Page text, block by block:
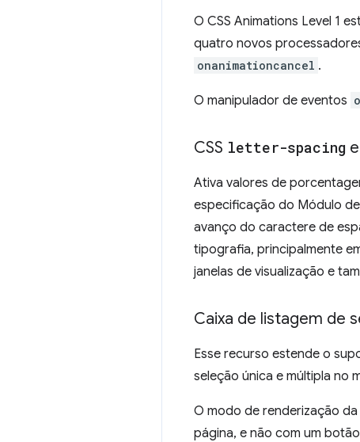
O CSS Animations Level 1
quatro novos
onanimationcancel .
O manipulador de eventos
CSS letter-spacing e
Ativa valores de
especificação do Módulo
avanço do caractere de
tipografia, principalmente
janelas de visualização e
Caixa de listagem de
Esse recurso estende o
seleção única e múltipla no
O modo de renderização
página, e não com um